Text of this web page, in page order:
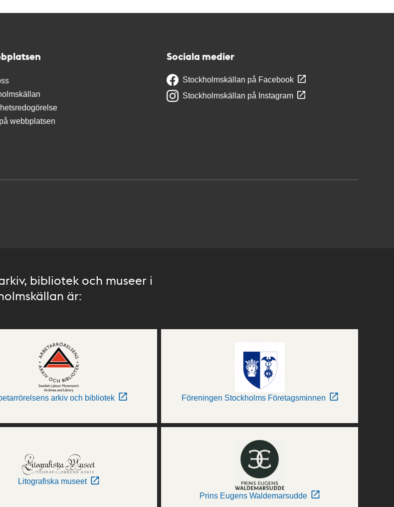
webbplatsen
Sociala medier
Stockholmskällan på Facebook
Stockholmskällan på Instagram
bibliotek och museer i
är:
arkiv och bibliotek Föreningen Stockholms Företagsminnen
Litografiska museet
Prins Eugens Waldemarsudde